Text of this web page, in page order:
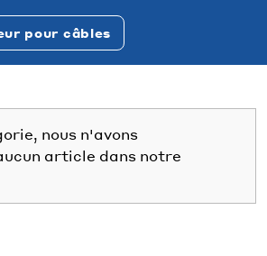
pour câbles
nous n'avons
article dans notre